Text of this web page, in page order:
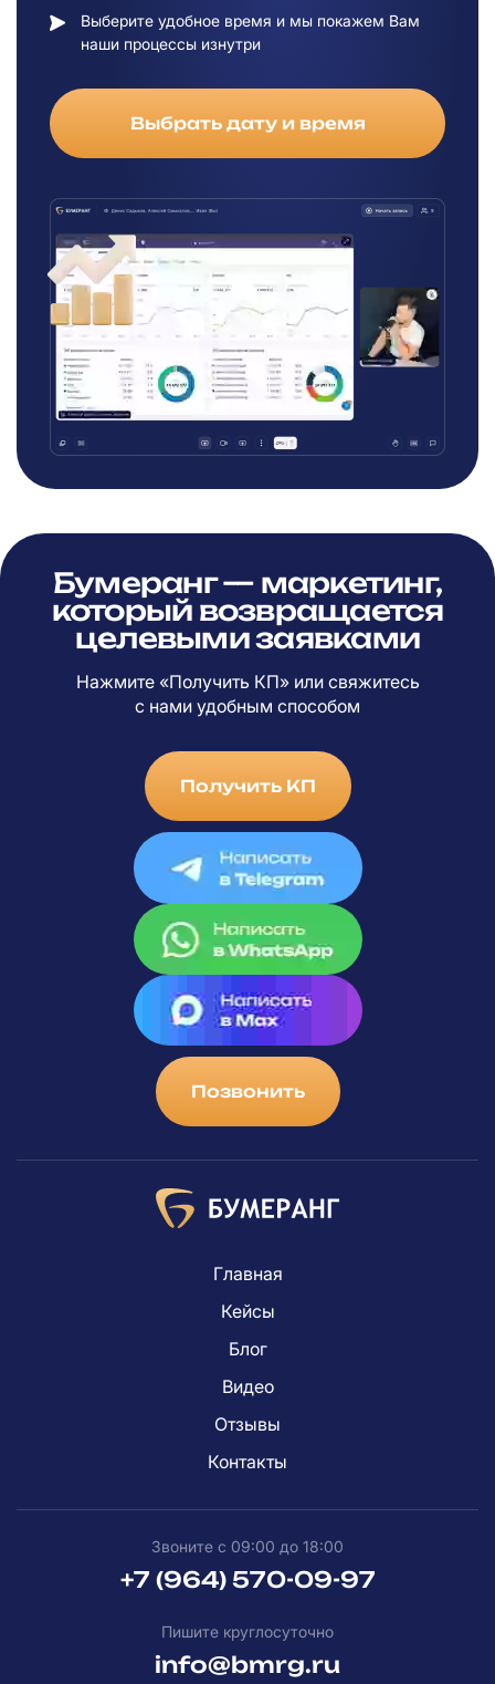
Выберите удобное время и мы покажем Вам
наши процессы изнутри
Выбрать дату и время
Бумеранг — маркетинг,
который возвращается
целевыми заявками
Нажмите «Получить КП» или свяжитесь
с нами удобным способом
Получить КП
Позвонить
Главная
Кейсы
Блог
Видео
Отзывы
Контакты
Звоните с 09:00 до 18:00
+7 (964) 570-09-97
Пишите круглосуточно
info@bmrg.ru